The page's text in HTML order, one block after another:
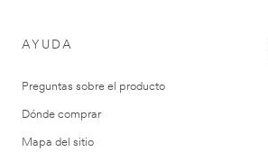
AYUDA
Preguntas sobre el producto
Dónde comprar
Mapa del sitio